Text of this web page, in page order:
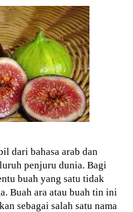
dari bahasa arab dan
penjuru dunia. Bagi
buah yang satu tidak
Buah ara atau buah tin ini
sebagai salah satu nama